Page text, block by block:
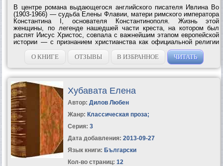
В центре романа выдающегося английского писателя Ивлина Во
(1903-1966) — судьба Елены Флавии, матери римского императора
Константина I, основателя Константинополя. Жизнь этой
женщины, по легенде нашедшей части креста, на котором был
распят Иисус Христос, совпала с важнейшим этапом европейской
истории — с признанием христианства как официальной религии
Римской...
О КНИГЕ
ОТЗЫВЫ В ИЗБРАННОЕ ЧИТАТЬ
Хубавата Елена
Автор: Дилов Любен
Жанр: Классическая проза;
Серия: 3
Дата добавления: 2013-09-27
Язык книги: Български
Кол-во страниц: 12